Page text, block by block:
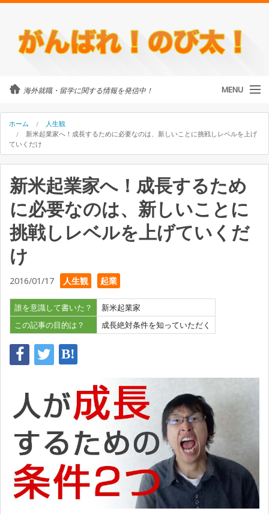
海外就職・留学に関する情報を発信中！ MENU
カテゴリ
留学・ワーホリ
のび太について
外国人に街頭インタビュー
海外就職・留学に関するご相談
ホーム
人生観
新米起業家へ！成長するために必要なのは、新しいことに挑戦しレベルを上げ
ていくだけ
新米起業家へ！成長するため
に必要なのは、新しいことに
挑戦しレベルを上げていくだ
け
2016/01/17 人生観 起業
誰を意識して書いた？
新米起業家
この記事の目的は？
成長絶対条件を知っていただく